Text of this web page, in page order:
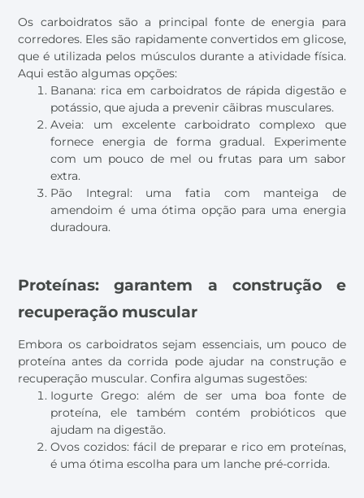
Os carboidratos são a principal fonte de energia para
corredores. Eles são rapidamente convertidos em glicose,
que é utilizada pelos músculos durante a atividade física.
Aqui estão algumas opções:
Banana: rica em carboidratos de rápida digestão e
potássio, que ajuda a prevenir cãibras musculares.
Aveia: um excelente carboidrato complexo que
fornece energia de forma gradual. Experimente
com um pouco de mel ou frutas para um sabor
extra.
Pão Integral: uma fatia com manteiga de
amendoim é uma ótima opção para uma energia
duradoura.
Proteínas: garantem a construção e
recuperação muscular
Embora os carboidratos sejam essenciais, um pouco de
proteína antes da corrida pode ajudar na construção e
recuperação muscular. Confira algumas sugestões:
Iogurte Grego: além de ser uma boa fonte de
proteína, ele também contém probióticos que
ajudam na digestão.
Ovos cozidos: fácil de preparar e rico em proteínas,
é uma ótima escolha para um lanche pré-corrida.